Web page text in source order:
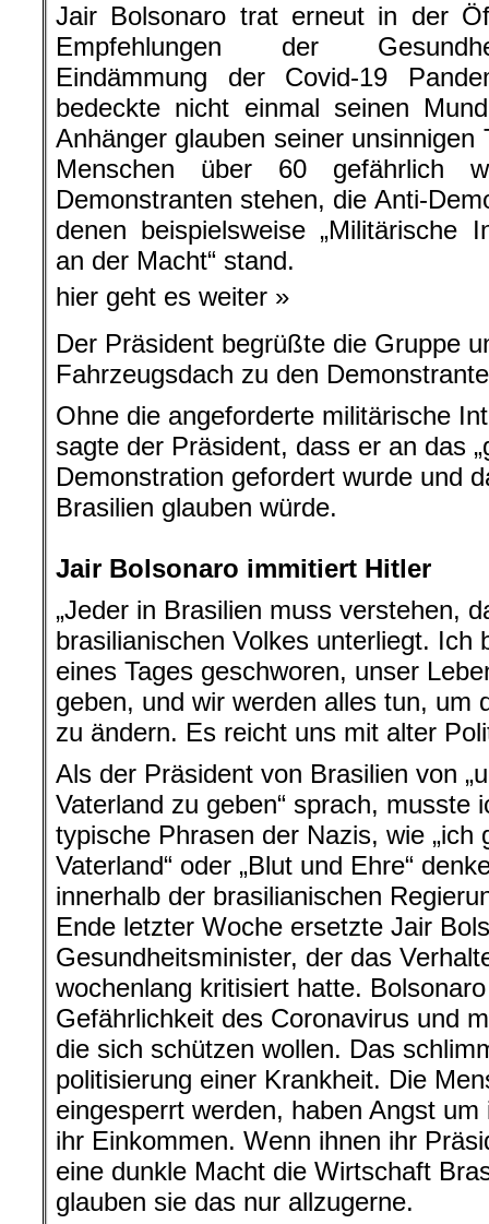
Jair Bolsonaro trat erneut in der
Empfehlungen der
Eindämmung der Covid-19
bedeckte nicht einmal seinen
Anhänger glauben seiner
Menschen über 60 gefährlich
Demonstranten stehen, die Anti-
denen beispielsweise „Militärische
an der Macht“ stand.
hier geht es weiter »
Der Präsident begrüßte die Gruppe
Fahrzeugsdach zu den
Ohne die angeforderte militärische
sagte der Präsident, dass er an das
Demonstration gefordert wurde und
Brasilien glauben würde.
Jair Bolsonaro immitiert Hitler
„Jeder in Brasilien muss verstehen,
brasilianischen Volkes unterliegt. Ich
eines Tages geschworen, unser
geben, und wir werden alles tun, um
zu ändern. Es reicht uns mit alter
Als der Präsident von Brasilien von
Vaterland zu geben“ sprach, musste
typische Phrasen der Nazis, wie „ich
Vaterland“ oder „Blut und Ehre“
innerhalb der brasilianischen
Ende letzter Woche ersetzte Jair
Gesundheitsminister, der das
wochenlang kritisiert hatte.
Gefährlichkeit des Coronavirus und
die sich schützen wollen. Das
politisierung einer Krankheit. Die
eingesperrt werden, haben Angst
ihr Einkommen. Wenn ihnen ihr
eine dunkle Macht die Wirtschaft
glauben sie das nur allzugerne.